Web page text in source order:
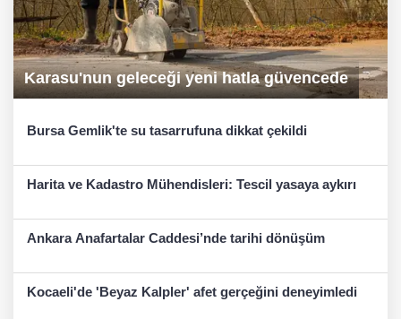
Karasu'nun geleceği yeni hatla güvencede
Bursa Gemlik'te su tasarrufuna dikkat çekildi
Harita ve Kadastro Mühendisleri: Tescil yasaya aykırı
Ankara Anafartalar Caddesi’nde tarihi dönüşüm
Kocaeli'de 'Beyaz Kalpler' afet gerçeğini deneyimledi